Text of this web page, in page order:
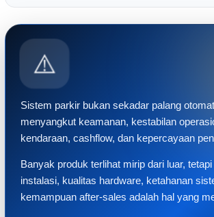
⚠️
Sistem parkir bukan sekadar palang
menyangkut keamanan, kestabilan
kendaraan, cashflow, dan kepercayaan
Banyak produk terlihat mirip dari luar,
instalasi, kualitas hardware, ketahanan
kemampuan after-sales adalah hal yang